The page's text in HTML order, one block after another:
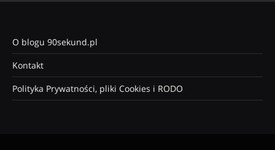
O blogu 90sekund.pl
Kontakt
Polityka Prywatności, pliki Cookies i RODO